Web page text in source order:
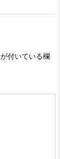
が付いている欄